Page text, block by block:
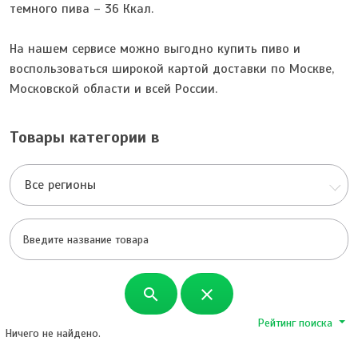
темного пива – 36 Ккал.
На нашем сервисе можно выгодно купить пиво и
воспользоваться широкой картой доставки по Москве,
Московской области и всей России.
Товары категории в
Все регионы
search close
Рейтинг поиска
Ничего не найдено.